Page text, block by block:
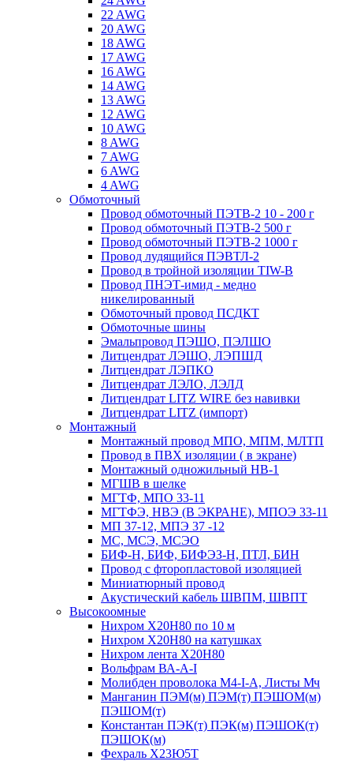
22 AWG
20 AWG
18 AWG
17 AWG
16 AWG
14 AWG
13 AWG
12 AWG
10 AWG
8 AWG
7 AWG
6 AWG
4 AWG
Обмоточный
Провод обмоточный ПЭТВ-2 10 - 200 г
Провод обмоточный ПЭТВ-2 500 г
Провод обмоточный ПЭТВ-2 1000 г
Провод лудящийся ПЭВТЛ-2
Провод в тройной изоляции TIW-B
Провод ПНЭТ-имид - медно
никелированный
Обмоточный провод ПСДКТ
Обмоточные шины
Эмальпровод ПЭШО, ПЭЛШО
Литцендрат ЛЭШО, ЛЭПШД
Литцендрат ЛЭПКО
Литцендрат ЛЭЛО, ЛЭЛД
Литцендрат LITZ WIRE без навивки
Литцендрат LITZ (импорт)
Монтажный
Монтажный провод МПО, МПМ, МЛТП
Провод в ПВХ изоляции ( в экране)
Монтажный одножильный HB-1
МГШВ в шелке
МГТФ, МПО 33-11
МГТФЭ, НВЭ (В ЭКРАНЕ), МПОЭ 33-11
МП 37-12, МПЭ 37 -12
МС, МСЭ, МСЭО
БИФ-Н, БИФ, БИФЭЗ-Н, ПТЛ, БИН
Провод с фторопластовой изоляцией
Миниатюрный провод
Акустический кабель ШВПМ, ШВПТ
Высокоомные
Нихром Х20Н80 по 10 м
Нихром Х20Н80 на катушках
Нихром лента Х20Н80
Вольфрам ВА-А-I
Молибден проволока М4-I-А, Листы Мч
Манганин ПЭМ(м) ПЭМ(т) ПЭШОМ(м)
ПЭШОМ(т)
Константан ПЭК(т) ПЭК(м) ПЭШОК(т)
ПЭШОК(м)
Фехраль Х23Ю5Т